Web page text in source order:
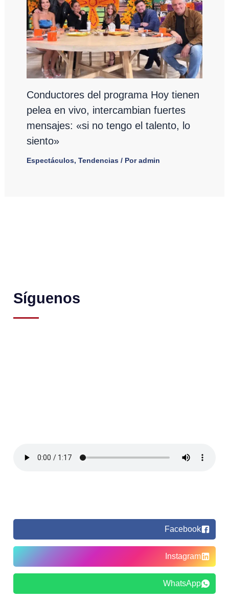
Conductores del programa Hoy tienen
pelea en vivo, intercambian fuertes
mensajes: «si no tengo el talento, lo
siento»
Espectáculos, Tendencias/ Poradmin
Síguenos
Facebook
Instagram
WhatsApp